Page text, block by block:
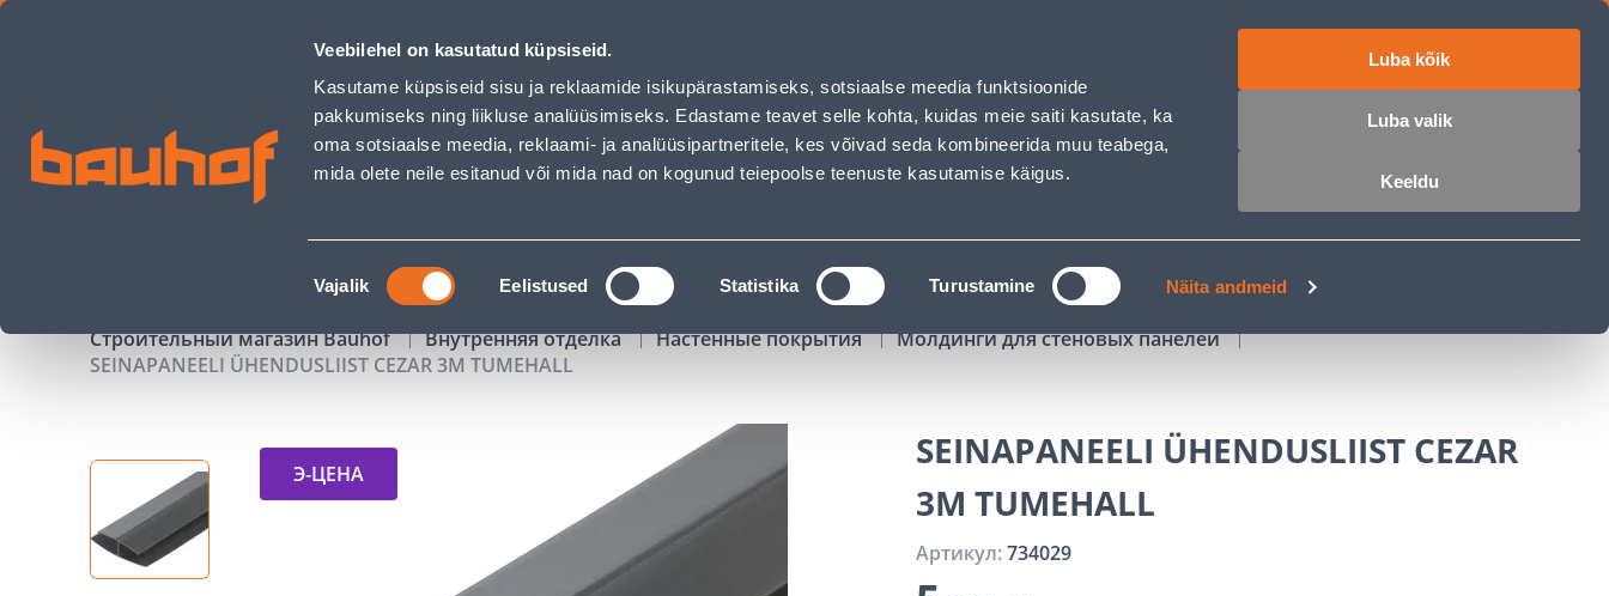
Veebilehel on kasutatud küpsiseid.
Kasutame küpsiseid sisu ja reklaamide isikupärastamiseks, sotsiaalse meedia funktsioonide
pakkumiseks ning liikluse analüüsimiseks. Edastame teavet selle kohta, kuidas meie saiti kasutate, ka
oma sotsiaalse meedia, reklaami- ja analüüsipartneritele, kes võivad seda kombineerida muu teabega,
mida olete neile esitanud või mida nad on kogunud teiepoolse teenuste kasutamise käigus.
Nõusoleku
valik
Vajalik Eelistused Statistika Turustamine Näita andmeid
Luba kõik
Luba valik
Keeldu
SEINAPANEELI ÜHENDUSLIIST CEZAR 3M TUMEHALL - Bauhof has loaded
Обслуживание бизнес-клиентов Обслуживание частных клиентов Услуги Предложения о работе
ПОИСК
АКЦИИ КАТАЛОГИ АРЕНДА ИНСТРУМЕНТОВ РАССРОЧКА
Строительный магазин Bauhof Внутренняя отделка Настенные покрытия
Молдинги для стеновых панелей
SEINAPANEELI ÜHENDUSLIIST CEZAR 3M TUMEHALL
Э-ЦЕНА
SEINAPANEELI ÜHENDUSLIIST CEZAR
3M TUMEHALL
Артикул:734029